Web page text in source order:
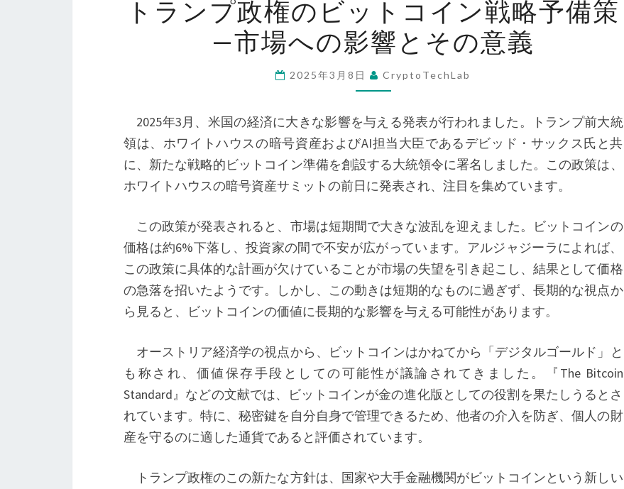
ラ
ン
プ
政
の
ビ
ッ
ト
イ
ン
戦
略
予
策
—
市
場
へ
影
トランプ政権のビットコイン戦略予備策
—市場への影響とその意義
2025年3月8日 CryptoTechLab
2025年3月、米国の経済に大きな影響を与える発表が行われました。トランプ前大統
領は、ホワイトハウスの暗号資産およびAI担当大臣であるデビッド・サックス氏と共
に、新たな戦略的ビットコイン準備を創設する大統領令に署名しました。この政策は、
ホワイトハウスの暗号資産サミットの前日に発表され、注目を集めています。
この政策が発表されると、市場は短期間で大きな波乱を迎えました。ビットコインの
価格は約6%下落し、投資家の間で不安が広がっています。アルジャジーラによれば、
この政策に具体的な計画が欠けていることが市場の失望を引き起こし、結果として価格
の急落を招いたようです。しかし、この動きは短期的なものに過ぎず、長期的な視点か
ら見ると、ビットコインの価値に長期的な影響を与える可能性があります。
オーストリア経済学の視点から、ビットコインはかねてから「デジタルゴールド」と
も称され、価値保存手段としての可能性が議論されてきました。『The Bitcoin
Standard』などの文献では、ビットコインが金の進化版としての役割を果たしうるとさ
れています。特に、秘密鍵を自分自身で管理できるため、他者の介入を防ぎ、個人の財
産を守るのに適した通貨であると評価されています。
トランプ政権のこの新たな方針は、国家や大手金融機関がビットコインという新しい